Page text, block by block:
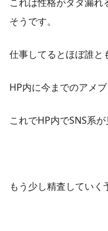
そうです。
仕事してるとほぼ誰と
HP内に今までのアメ
これでHP内でSNS系
もう少し精査していく